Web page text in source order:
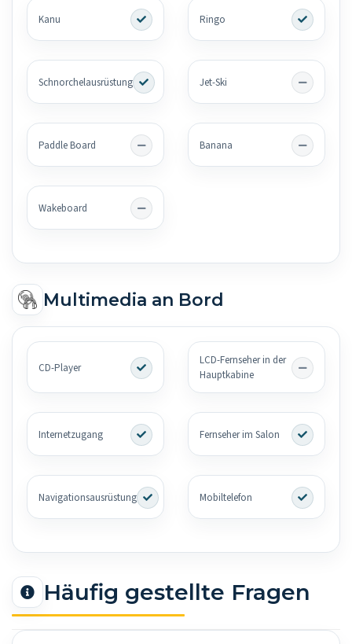
Kanu Ringo
Schnorchelausrüstung Jet-Ski
Paddle Board Banana
Wakeboard
Multimedia an Bord
CD-Player
LCD-Fernseher in der
Hauptkabine
Internetzugang Fernseher im Salon
Navigationsausrüstung Mobiltelefon
Häufig gestellte Fragen